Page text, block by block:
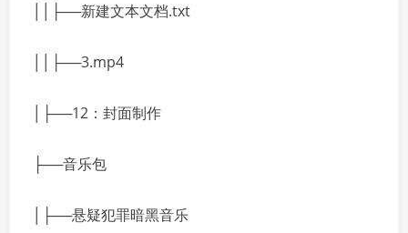
││├──新建文本文档.txt
││├──3.mp4
│├──12：封面制作
├──音乐包
│├──悬疑犯罪暗黑音乐